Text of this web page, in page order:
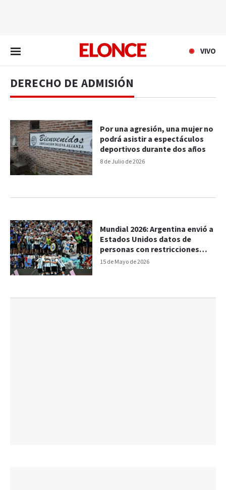
VIVO
DERECHO DE ADMISIÓN
8 de Julio de 2026
Por una agresión, una mujer no
podrá asistir a espectáculos
deportivos durante dos años
15 de Mayo de 2026
Mundial 2026: Argentina envió a
Estados Unidos datos de
personas con restricciones
para eventos deportivos